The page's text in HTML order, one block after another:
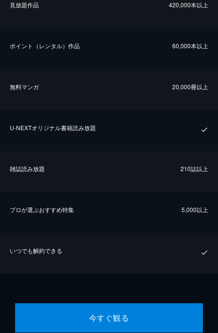
⾒放題作品 420,000本以上
ポイント（レンタル）作品 60,000本以上
無料マンガ 20,000冊以上
U-NEXTオリジナル書籍読み放題
雑誌読み放題 210誌以上
プロが選ぶおすすめ特集 5,000以上
いつでも解約できる
今すぐ観る